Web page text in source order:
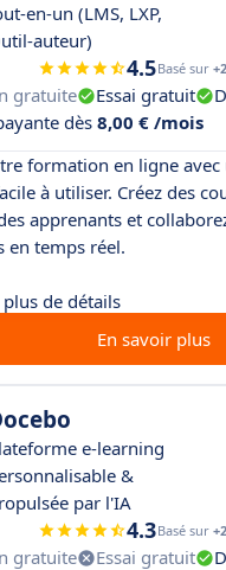
en-un (LMS, LXP,
auteur)
4.5Basé sur
gratuite Essai gratuit
dès8,00 € /mois
formation en ligne
à utiliser. Créez des
apprenants et
en temps réel.
de détails
En savoir plus
e-learning
&
par l'IA
4.3Basé sur
gratuite Essai gratuit